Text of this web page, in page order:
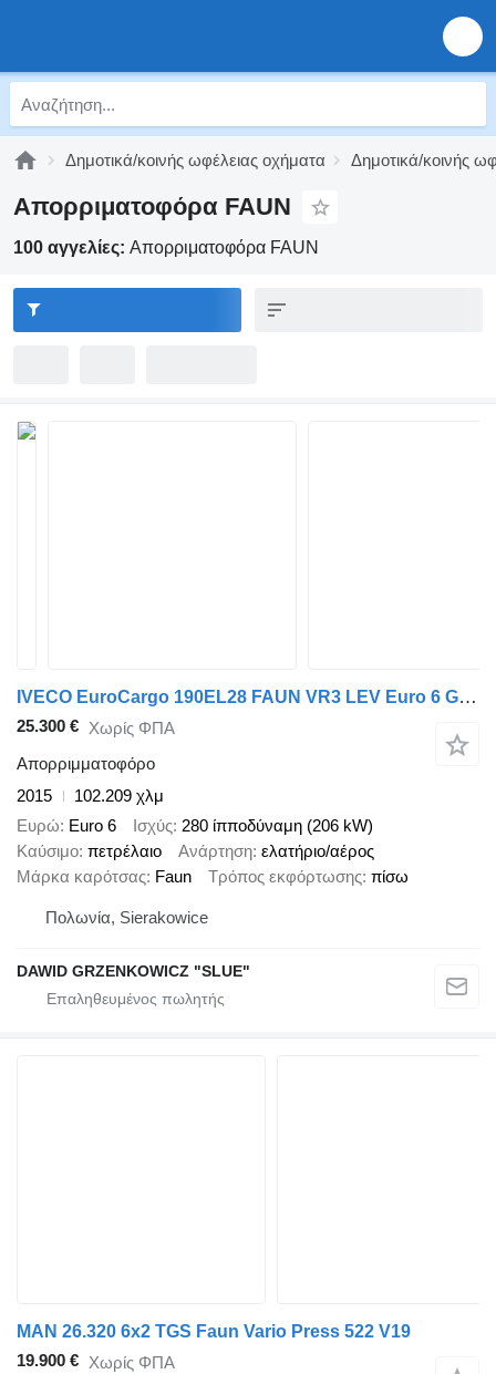
Δημοτικά/κοινής ωφέλειας οχήματα Δημοτικά/κοινής
Απορριματοφόρα FAUN
100 αγγελίες: Απορριματοφόρα FAUN
IVECO EuroCargo 190EL28 FAUN VR3 LEV Euro 6 Garbage Truck
25.300 € Χωρίς ΦΠΑ
Απορριμματοφόρο
2015
102.209 χλμ
Ευρώ Euro 6 Ισχύς 280 ίπποδύναμη (206 kW)
Καύσιμο πετρέλαιο Ανάρτηση ελατήριο/αέρος
Μάρκα καρότσας Faun Τρόπος εκφόρτωσης πίσω
Πολωνία, Sierakowice
DAWID GRZENKOWICZ "SLUE"
MAN 26.320 6x2 TGS Faun Vario Press 522 V19
19.900 € Χωρίς ΦΠΑ